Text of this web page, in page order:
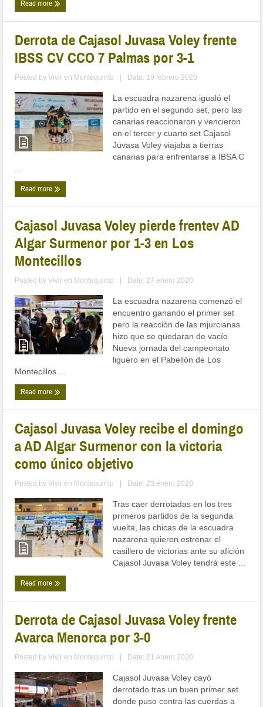
Read more
Derrota de Cajasol Juvasa Voley frente
IBSS CV CCO 7 Palmas por 3-1
Posted byVivir en Montequinto Date: 19 febrero 2020
La escuadra nazarena igualó el
partido en el segundo set, pero las
canarias reaccionaron y vencieron
en el tercer y cuarto set Cajasol
Juvasa Voley viajaba a tierras
canarias para enfrentarse a IBSA C
...
Read more
Cajasol Juvasa Voley pierde frentev AD
Algar Surmenor por 1-3 en Los
Montecillos
Posted byVivir en Montequinto Date: 27 enero 2020
La escuadra nazarena comenzó el
encuentro ganando el primer set
pero la reacción de las mjurcianas
hizo que se quedaran de vacío
Nueva jornada del campeonato
liguero en el Pabellón de Los
Montecillos ...
Read more
Cajasol Juvasa Voley recibe el domingo
a AD Algar Surmenor con la victoria
como único objetivo
Posted byVivir en Montequinto Date: 23 enero 2020
Tras caer derrotadas en los tres
primeros partidos de la segunda
vuelta, las chicas de la escuadra
nazarena quieren estrenar el
casillero de victorias ante su afición
Cajasol Juvasa Voley tendrá este ...
Read more
Derrota de Cajasol Juvasa Voley frente
Avarca Menorca por 3-0
Posted byVivir en Montequinto Date: 21 enero 2020
Cajasol Juvasa Voley cayó
derrotado tras un buen primer set
donde puso contra las cuerdas a